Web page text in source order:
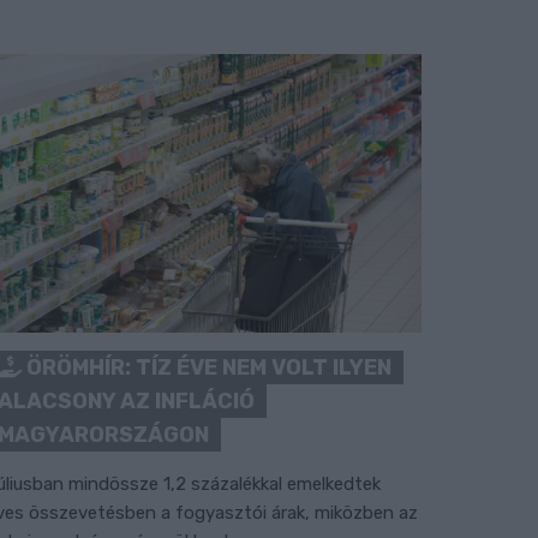
ÖRÖMHÍR: TÍZ ÉVE NEM VOLT ILYEN
AZ INFLÁCIÓ
mindössze 1,2 százalékkal emelkedtek
összevetésben a fogyasztói árak, miközben az